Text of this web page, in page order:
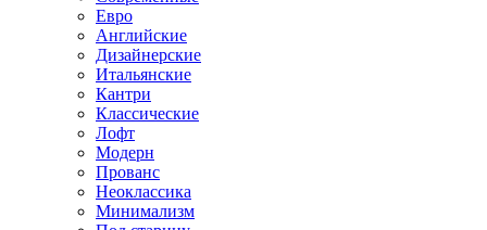
Евро
Английские
Дизайнерские
Итальянские
Кантри
Классические
Лофт
Модерн
Прованс
Неоклассика
Минимализм